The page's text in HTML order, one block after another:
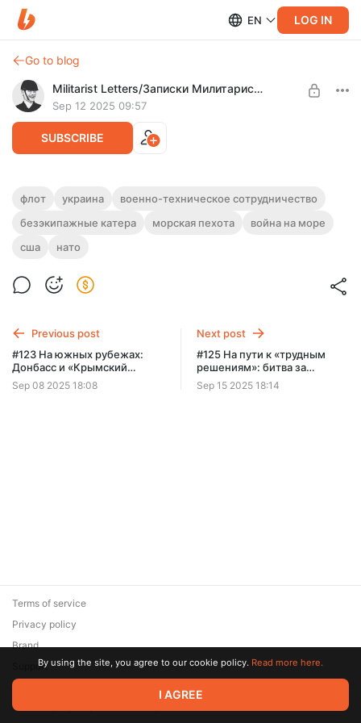
EN LOG IN
Go to blog
Militarist Letters/Записки Милитариста
Sep 12 2025 09:57
SUBSCRIBE
#124 Военно-морские силы Украины в
2014-2025 гг.
Level required:
флот украина
военно-техническое сотрудничество
безэкипажные катера
морская пехота
война на море
сша
нато
Previous post
#123 На южных рубежах:
Донбасс и «Крымский
коридор» – первый месяц
боев
Sep 08 2025 18:08
Next post
#125 На пути к «трудным
решениям»: битва за
Донбасс апрель-июль 2022
года
Sep 15 2025 18:14
© 2026 Zaya Solutions Limited. All rights reserved. All trademarks
are the property of their respective owners.
Terms of service
Privacy policy
Brand
SupportBy using the site, you agree to our cookie policy. Read more here.
I AGREE